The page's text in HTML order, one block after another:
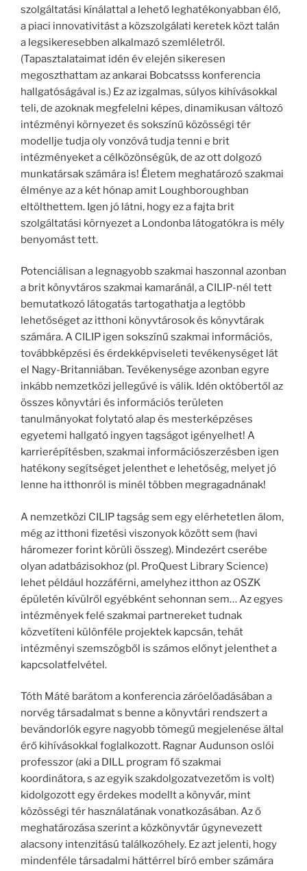
szolgáltatási kínálattal a lehető leghatékonyabban élő,
a piaci innovativitást a közszolgálati keretek közt talán
a legsikeresebben alkalmazó szemléletről.
(Tapasztalataimat idén év elején sikeresen
megoszthattam az ankarai Bobcatsss konferencia
hallgatóságával is.) Ez az izgalmas, súlyos kihívásokkal
teli, de azoknak megfelelni képes, dinamikusan változó
intézményi környezet és sokszínű közösségi tér
modellje tudja oly vonzóvá tudja tenni e brit
intézményeket a célközönségük, de az ott dolgozó
munkatársak számára is! Életem meghatározó szakmai
élménye az a két hónap amit Loughboroughban
eltölthettem. Igen jó látni, hogy ez a fajta brit
szolgáltatási környezet a Londonba látogatókra is mély
benyomást tett.
Potenciálisan a legnagyobb szakmai haszonnal azonban
a brit könyvtáros szakmai kamaránál, a CILIP-nél tett
bemutatkozó látogatás tartogathatja a legtöbb
lehetőséget az itthoni könyvtárosok és könyvtárak
számára. A CILIP igen sokszínű szakmai információs,
továbbképzési és érdekképviseleti tevékenységet lát
el Nagy-Britanniában. Tevékenysége azonban egyre
inkább nemzetközi jellegűvé is válik. Idén októbertől az
összes könyvtári és információs területen
tanulmányokat folytató alap és mesterképzéses
egyetemi hallgató ingyen tagságot igényelhet! A
karrierépítésben, szakmai információszerzésben igen
hatékony segítséget jelenthet e lehetőség, melyet jó
lenne ha itthonról is minél többen megragadnának!
A nemzetközi CILIP tagság sem egy elérhetetlen álom,
még az itthoni fizetési viszonyok között sem (havi
háromezer forint körüli összeg). Mindezért cserébe
olyan adatbázisokhoz (pl. ProQuest Library Science)
lehet például hozzáférni, amelyhez itthon az OSZK
épületén kívülről egyébként sehonnan sem… Az egyes
intézmények felé szakmai partnereket tudnak
közvetíteni különféle projektek kapcsán, tehát
intézményi szemszögből is számos előnyt jelenthet a
kapcsolatfelvétel.
Tóth Máté barátom a konferencia záróelőadásában a
norvég társadalmat s benne a könyvtári rendszert a
bevándorlók egyre nagyobb tömegű megjelenése által
érő kihívásokkal foglalkozott. Ragnar Audunson oslói
professzor (aki a DILL program fő szakmai
koordinátora, s az egyik szakdolgozatvezetőm is volt)
kidolgozott egy érdekes modellt a könyvár, mint
közösségi tér használatának vonatkozásában. Az ő
meghatározása szerint a közkönyvtár úgynevezett
alacsony intenzitású találkozóhely. Ez azt jelenti, hogy
mindenféle társadalmi háttérrel bíró ember számára